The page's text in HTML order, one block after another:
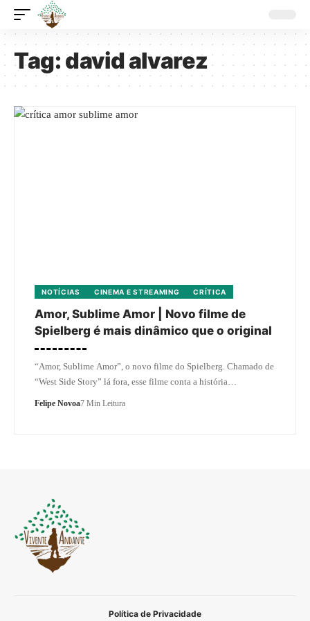
Tag:david alvarez
NOTÍCIAS CINEMA E STREAMING CRÍTICA
Amor, Sublime Amor | Novo filme de
Spielberg é mais dinâmico que o original
“Amor, Sublime Amor”, o novo filme do Spielberg. Chamado de
“West Side Story” lá fora, esse filme conta a história…
Felipe Novoa7 Min Leitura
Política de Privacidade